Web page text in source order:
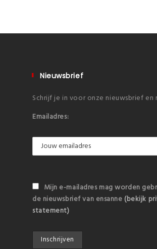
Nieuwsbrief
Schrijf je in voor onze nieuwsbrief en
Emailadres:
Mijn e-mailadres mag worden
de nieuwsbrief van ensanne (bekijk
statement)